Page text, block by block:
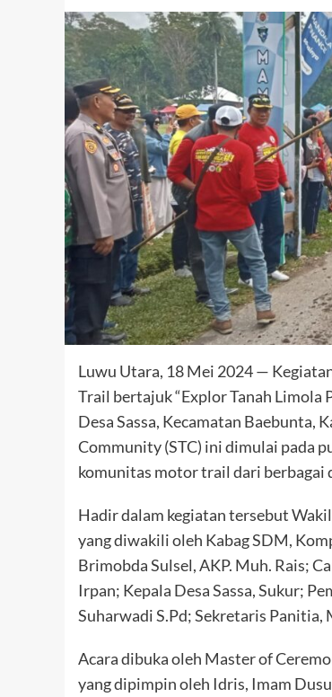
Luwu Utara, 18 Mei 2024 —
Trail bertajuk “Explor Tanah Limola
Desa Sassa, Kecamatan Baebunta,
Community (STC) ini dimulai pada
komunitas motor trail dari berbagai
Hadir dalam kegiatan tersebut
yang diwakili oleh Kabag SDM,
Brimobda Sulsel, AKP. Muh. Rais;
Irpan; Kepala Desa Sassa, Sukur;
Suharwadi S.Pd; Sekretaris
Acara dibuka oleh Master of
yang dipimpin oleh Idris, Imam